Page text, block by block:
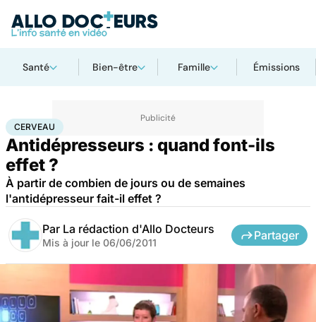
Santé Bien-être Famille Émissions
AccueilBien-être
CERVEAU
Antidépresseurs : quand font-ils
effet ?
À partir de combien de jours ou de semaines
l'antidépresseur fait-il effet ?
Par La rédaction d'Allo Docteurs
Mis à jour le 06/06/2011
Partager